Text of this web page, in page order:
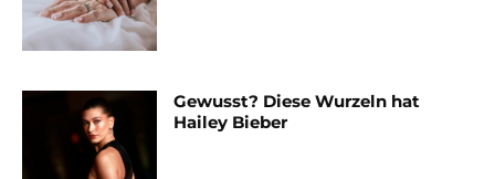
Gewusst? Diese Wurzeln hat
Hailey Bieber